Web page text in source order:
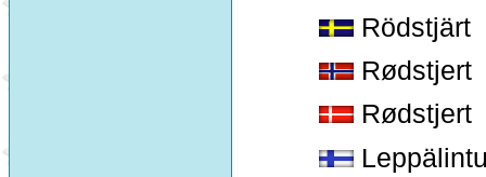
Rödstjärt
Rødstjert
Rødstjert